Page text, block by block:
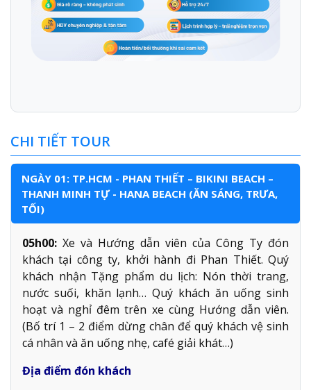
CHI TIẾT TOUR
NGÀY 01: TP.HCM - PHAN THIẾT – BIKINI BEACH –
THANH MINH TỰ - HANA BEACH (ĂN SÁNG, TRƯA,
TỐI)
05h00: Xe và Hướng dẫn viên của Công Ty đón
khách tại công ty, khởi hành đi Phan Thiết. Quý
khách nhận Tặng phẩm du lịch: Nón thời trang,
nước suối, khăn lạnh… Quý khách ăn uống sinh
hoạt và nghỉ đêm trên xe cùng Hướng dẫn viên.
(Bố trí 1 – 2 điểm dừng chân để quý khách vệ sinh
cá nhân và ăn uống nhẹ, café giải khát…)
Địa điểm đón khách